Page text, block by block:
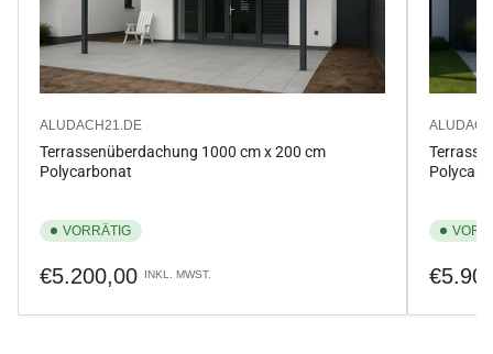
ALUDACH21.DE
Terrassenüberdachung 1000 cm x 200 cm
Polycarbonat
VORRÄTIG
Normaler
€5.200,00 INKL. MWST.